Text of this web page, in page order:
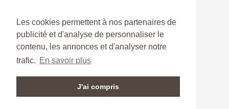
Les cookies permettent à nos partenaires de
publicité et d'analyse de personnaliser le
contenu, les annonces et d'analyser notre
trafic. En savoir plus
J'ai compris